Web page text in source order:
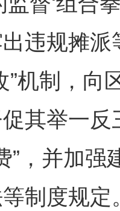
违规摊
”机制，向
其举一
”，并加
制度规定